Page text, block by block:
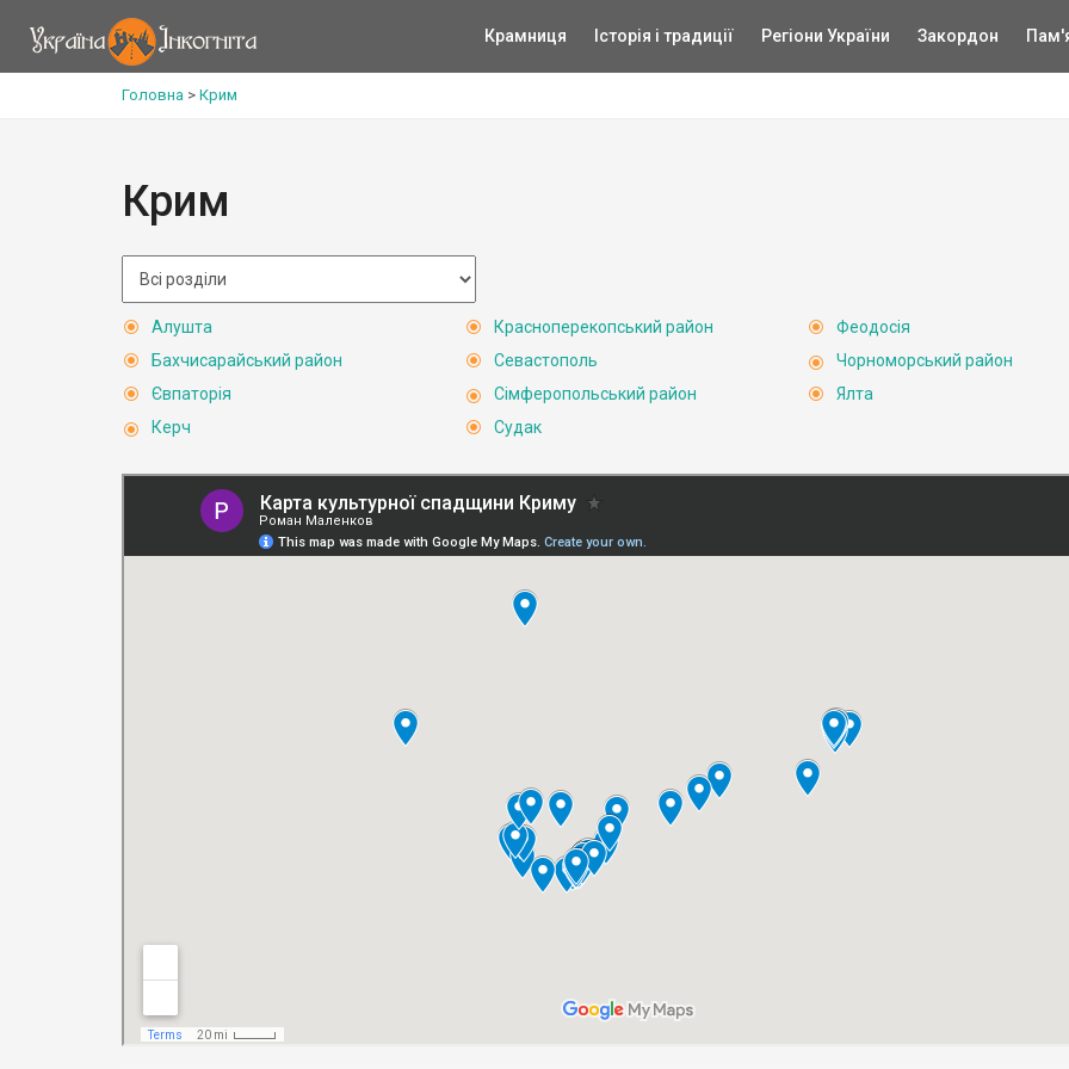
Крамниця Історія і традиції Регіони України Закордон
Головна > Крим
Крим
Алушта
Бахчисарайський район
Євпаторія
Керч
Красноперекопський район
Севастополь
Сімферопольський район
Судак
Феодосія
Чорноморський район
Ялта